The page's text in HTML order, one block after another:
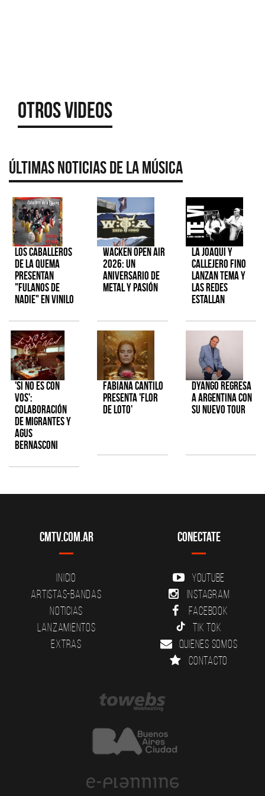
Otros Videos
Últimas Noticias de la Música
Los Caballeros
de la Quema
presentan
"Fulanos de
Nadie" en vinilo
Wacken Open Air
2026: Un
aniversario de
metal y pasión
La Joaqui y
Callejero Fino
lanzan tema y
las redes
estallan
'Si No Es Con
Vos':
colaboración
de Migrantes y
Agus
Bernasconi
Fabiana Cantilo
presenta 'Flor
de Loto'
Dyango regresa
a Argentina con
su nuevo tour
CMTV.com.ar
Inicio
Artistas-Bandas
Noticias
Lanzamientos
Extras
Conectate
YouTube
Instagram
Facebook
Tik Tok
Quienes somos
Contacto